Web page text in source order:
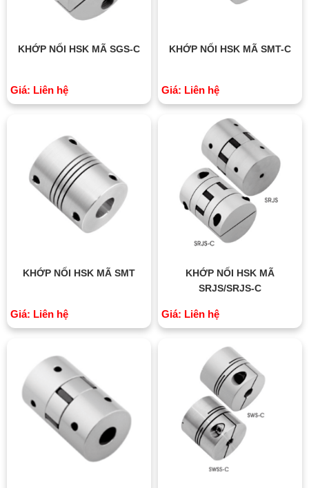
KHỚP NỐI HSK MÃ SGS-C
Giá: Liên hệ
KHỚP NỐI HSK MÃ SMT-C
Giá: Liên hệ
KHỚP NỐI HSK MÃ SMT
Giá: Liên hệ
KHỚP NỐI HSK MÃ
SRJS/SRJS-C
Giá: Liên hệ